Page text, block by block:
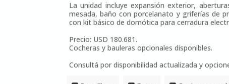
La unidad incluye expansión exterior,
mesada, baño con porcelanato y griferías de
con kit básico de domótica para cerradura
Precio: USD 180.681.
Cocheras y bauleras opcionales disponibles.
Consultá por disponibilidad actualizada y